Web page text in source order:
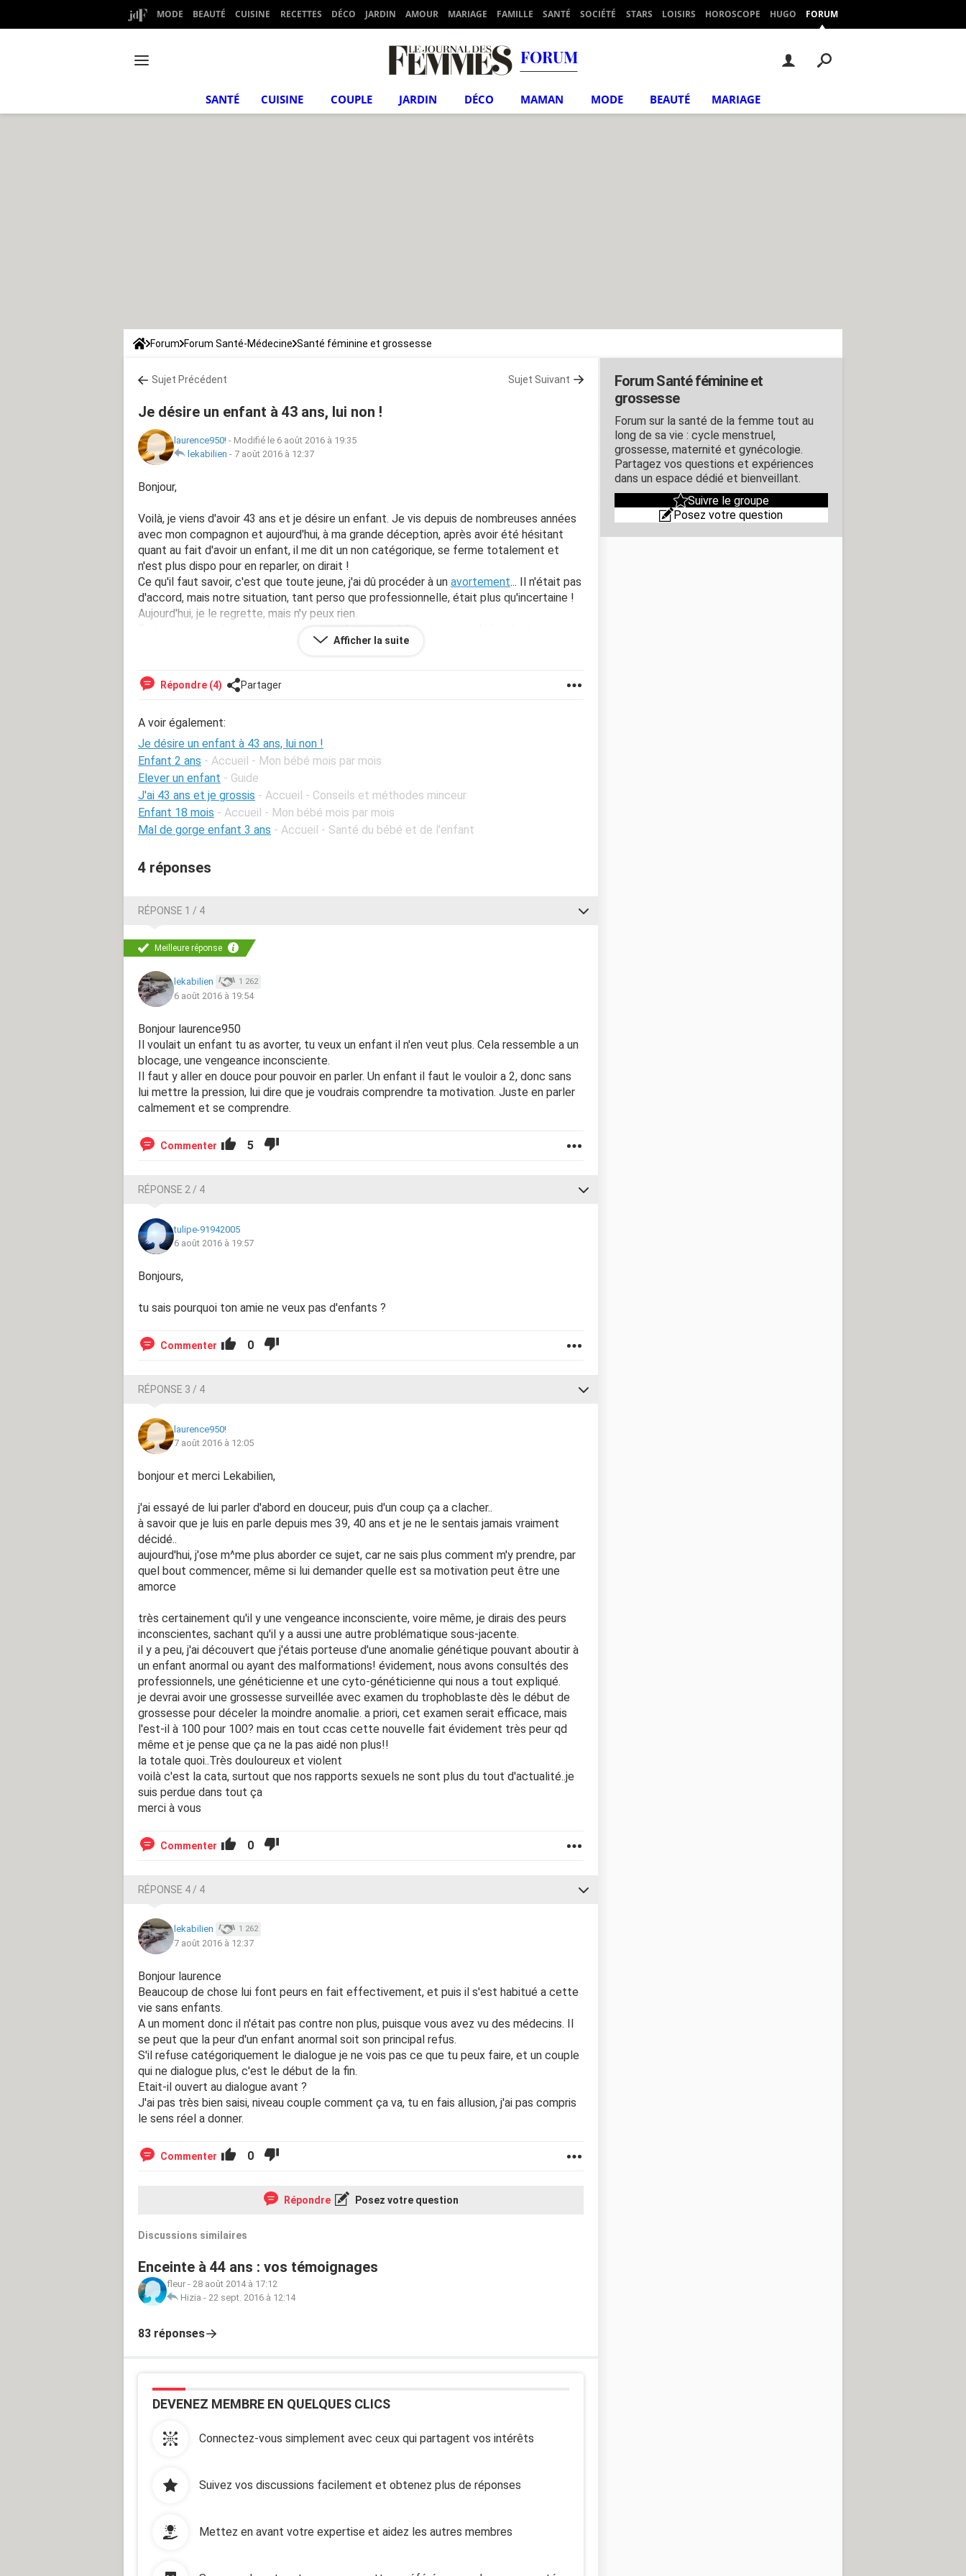
MODE BEAUTÉ CUISINE RECETTES DÉCO JARDIN AMOUR MARIAGE FAMILLE SANTÉ SOCIÉTÉ STARS LOISIRS HOROSCOPE HUGO FORUM
FORUM
SANTÉ CUISINE COUPLE JARDIN DÉCO MAMAN MODE BEAUTÉ MARIAGE
Forum Forum Santé-Médecine Santé féminine et grossesse
Sujet Précédent Sujet Suivant
Je désire un enfant à 43 ans, lui non !
laurence950! - Modifié le 6 août 2016 à 19:35
lekabilien - 7 août 2016 à 12:37
Bonjour,
Voilà, je viens d'avoir 43 ans et je désire un enfant. Je vis depuis de nombreuses années
avec mon compagnon et aujourd'hui, à ma grande déception, après avoir été hésitant
quant au fait d'avoir un enfant, il me dit un non catégorique, se ferme totalement et
n'est plus dispo pour en reparler, on dirait !
Ce qu'il faut savoir, c'est que toute jeune, j'ai dû procéder à un avortement... Il n'était pas
d'accord, mais notre situation, tant perso que professionnelle, était plus qu'incertaine !
Aujourd'hui, je le regrette, mais n'y peux rien.
En tout cas, sa réponse négative, qui a même tourné à la dispute, a été violente pour
moi et m'a beaucoup blessée. Je l'aime toujours, mais ne sais que faire sachant que je
Si vous avez des conseils, des avis bienveillants, je vous écoute.
Afficher la suite
Répondre (4) Partager
A voir également:
Je désire un enfant à 43 ans, lui non !
Enfant 2 ans - Accueil - Mon bébé mois par mois
Elever un enfant - Guide
J'ai 43 ans et je grossis - Accueil - Conseils et méthodes minceur
Enfant 18 mois - Accueil - Mon bébé mois par mois
Mal de gorge enfant 3 ans - Accueil - Santé du bébé et de l'enfant
4 réponses
RÉPONSE 1 / 4
Meilleure réponse
lekabilien 1 262
6 août 2016 à 19:54
Bonjour laurence950
Il voulait un enfant tu as avorter, tu veux un enfant il n'en veut plus. Cela ressemble a un
blocage, une vengeance inconsciente.
Il faut y aller en douce pour pouvoir en parler. Un enfant il faut le vouloir a 2, donc sans
lui mettre la pression, lui dire que je voudrais comprendre ta motivation. Juste en parler
calmement et se comprendre.
Commenter 5
RÉPONSE 2 / 4
tulipe-91942005
6 août 2016 à 19:57
Bonjours,
tu sais pourquoi ton amie ne veux pas d'enfants ?
Commenter 0
RÉPONSE 3 / 4
laurence950!
7 août 2016 à 12:05
bonjour et merci Lekabilien,
j'ai essayé de lui parler d'abord en douceur, puis d'un coup ça a clacher..
à savoir que je luis en parle depuis mes 39, 40 ans et je ne le sentais jamais vraiment
décidé..
aujourd'hui, j'ose m^me plus aborder ce sujet, car ne sais plus comment m'y prendre, par
quel bout commencer, même si lui demander quelle est sa motivation peut être une
amorce
très certainement qu'il y une vengeance inconsciente, voire même, je dirais des peurs
inconscientes, sachant qu'il y a aussi une autre problématique sous-jacente.
il y a peu, j'ai découvert que j'étais porteuse d'une anomalie génétique pouvant aboutir à
un enfant anormal ou ayant des malformations! évidement, nous avons consultés des
professionnels, une généticienne et une cyto-généticienne qui nous a tout expliqué.
je devrai avoir une grossesse surveillée avec examen du trophoblaste dès le début de
grossesse pour déceler la moindre anomalie. a priori, cet examen serait efficace, mais
l'est-il à 100 pour 100? mais en tout ccas cette nouvelle fait évidement très peur qd
même et je pense que ça ne la pas aidé non plus!!
la totale quoi..Très douloureux et violent
voilà c'est la cata, surtout que nos rapports sexuels ne sont plus du tout d'actualité..je
suis perdue dans tout ça
merci à vous
Commenter 0
RÉPONSE 4 / 4
lekabilien 1 262
7 août 2016 à 12:37
Bonjour laurence
Beaucoup de chose lui font peurs en fait effectivement, et puis il s'est habitué a cette
vie sans enfants.
A un moment donc il n'était pas contre non plus, puisque vous avez vu des médecins. Il
se peut que la peur d'un enfant anormal soit son principal refus.
S'il refuse catégoriquement le dialogue je ne vois pas ce que tu peux faire, et un couple
qui ne dialogue plus, c'est le début de la fin.
Etait-il ouvert au dialogue avant ?
J'ai pas très bien saisi, niveau couple comment ça va, tu en fais allusion, j'ai pas compris
le sens réel a donner.
Commenter 0
Répondre Posez votre question
Discussions similaires
Enceinte à 44 ans : vos témoignages
fleur - 28 août 2014 à 17:12
Hizia - 22 sept. 2016 à 12:14
83 réponses
DEVENEZ MEMBRE EN QUELQUES CLICS
Connectez-vous simplement avec ceux qui partagent vos intérêts
Suivez vos discussions facilement et obtenez plus de réponses
Mettez en avant votre expertise et aidez les autres membres
Forum Santé féminine et
grossesse
Forum sur la santé de la femme tout au
long de sa vie : cycle menstruel,
grossesse, maternité et gynécologie.
Partagez vos questions et expériences
dans un espace dédié et bienveillant.
Suivre le groupe
Posez votre question